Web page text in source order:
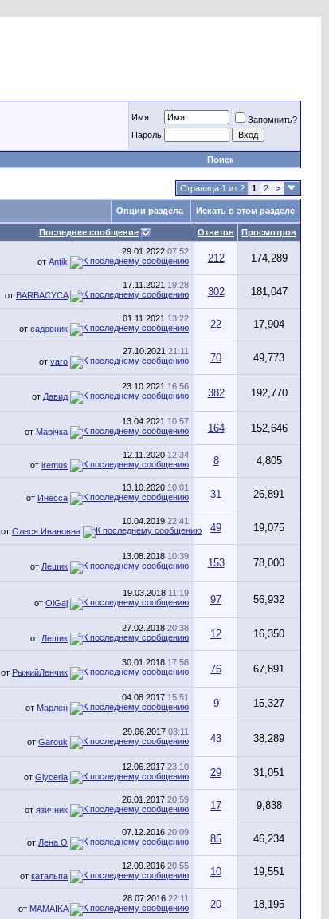
Имя
Запомнить?
Пароль
Поиск
Страница 1 из 2 1 2 >
Опции раздела Искать в этом разделе
Последнее сообщение Ответов Просмотров
29.01.2022 07:52
от Antik 212 174,289
17.11.2021 19:28
от BARBACYCA 302 181,047
01.11.2021 13:22
от садовник 22 17,904
27.10.2021 21:11
от varo 70 49,773
23.10.2021 16:56
от Давид 382 192,770
13.04.2021 10:57
от Марічка 164 152,646
12.11.2020 12:34
от iremus 8 4,805
13.10.2020 10:01
от Инесса 31 26,891
10.04.2019 22:41
от Олеся Ивановна 49 19,075
13.08.2018 10:39
от Лешик 153 78,000
19.03.2018 11:19
от OlGaj 97 56,932
27.02.2018 20:38
от Лешик 12 16,350
30.01.2018 17:56
от РыжийЛенчик 76 67,891
04.08.2017 15:51
от Марлен 9 15,327
29.06.2017 03:11
от Garouk 43 38,289
12.06.2017 23:10
от Glyceria 29 31,051
26.01.2017 20:59
от язичник 17 9,838
07.12.2016 20:09
от Лена О 85 46,234
12.09.2016 20:55
от катальпа 10 19,551
28.07.2016 22:11
от MAMAIKA 20 18,195